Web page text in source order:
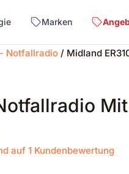
Marken
Notfallradio/ Midland
auf 1 Kundenbewertung